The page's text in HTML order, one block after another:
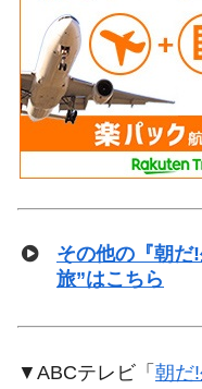
その他の『朝だ
旅”はこちら
▼ABCテレビ「 朝だ